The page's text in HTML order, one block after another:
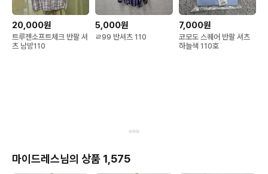
20,000원
트루젠소프트체크 반팔 셔
츠 남방110
5,000원
ㄹ99 반셔츠 110
7,000원
코모도 스퀘어 반팔 셔츠
하늘색 110호
마이드레스님의 상품 1,575